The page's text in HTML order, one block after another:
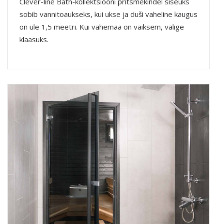
sobib vannitoaukseks, kui ukse ja duši vaheline kaugus
on üle 1,5 meetri. Kui vahemaa on väiksem, valige
klaasuks.